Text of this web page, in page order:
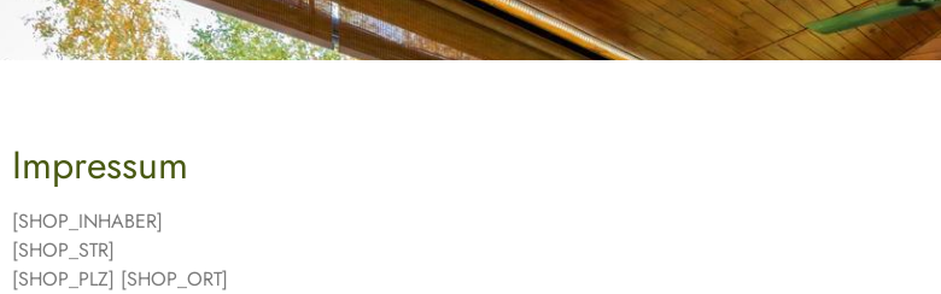
Impressum
[SHOP_INHABER]
[SHOP_STR]
[SHOP_PLZ] [SHOP_ORT]